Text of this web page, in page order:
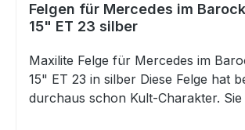
Felgen für Mercedes im
15" ET 23 silber
Maxilite Felge für Mercedes im
15" ET 23 in silber Diese Felge hat
durchaus schon Kult-Charakter.